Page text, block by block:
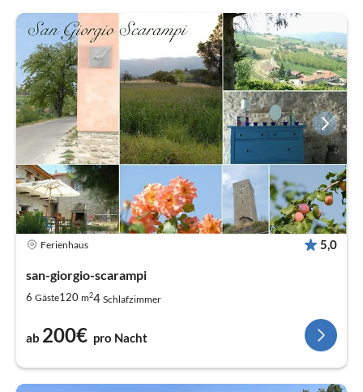
Ferienhaus 5,0
san-giorgio-scarampi
6 Gäste120 m24 Schlafzimmer
ab 200€ pro Nacht